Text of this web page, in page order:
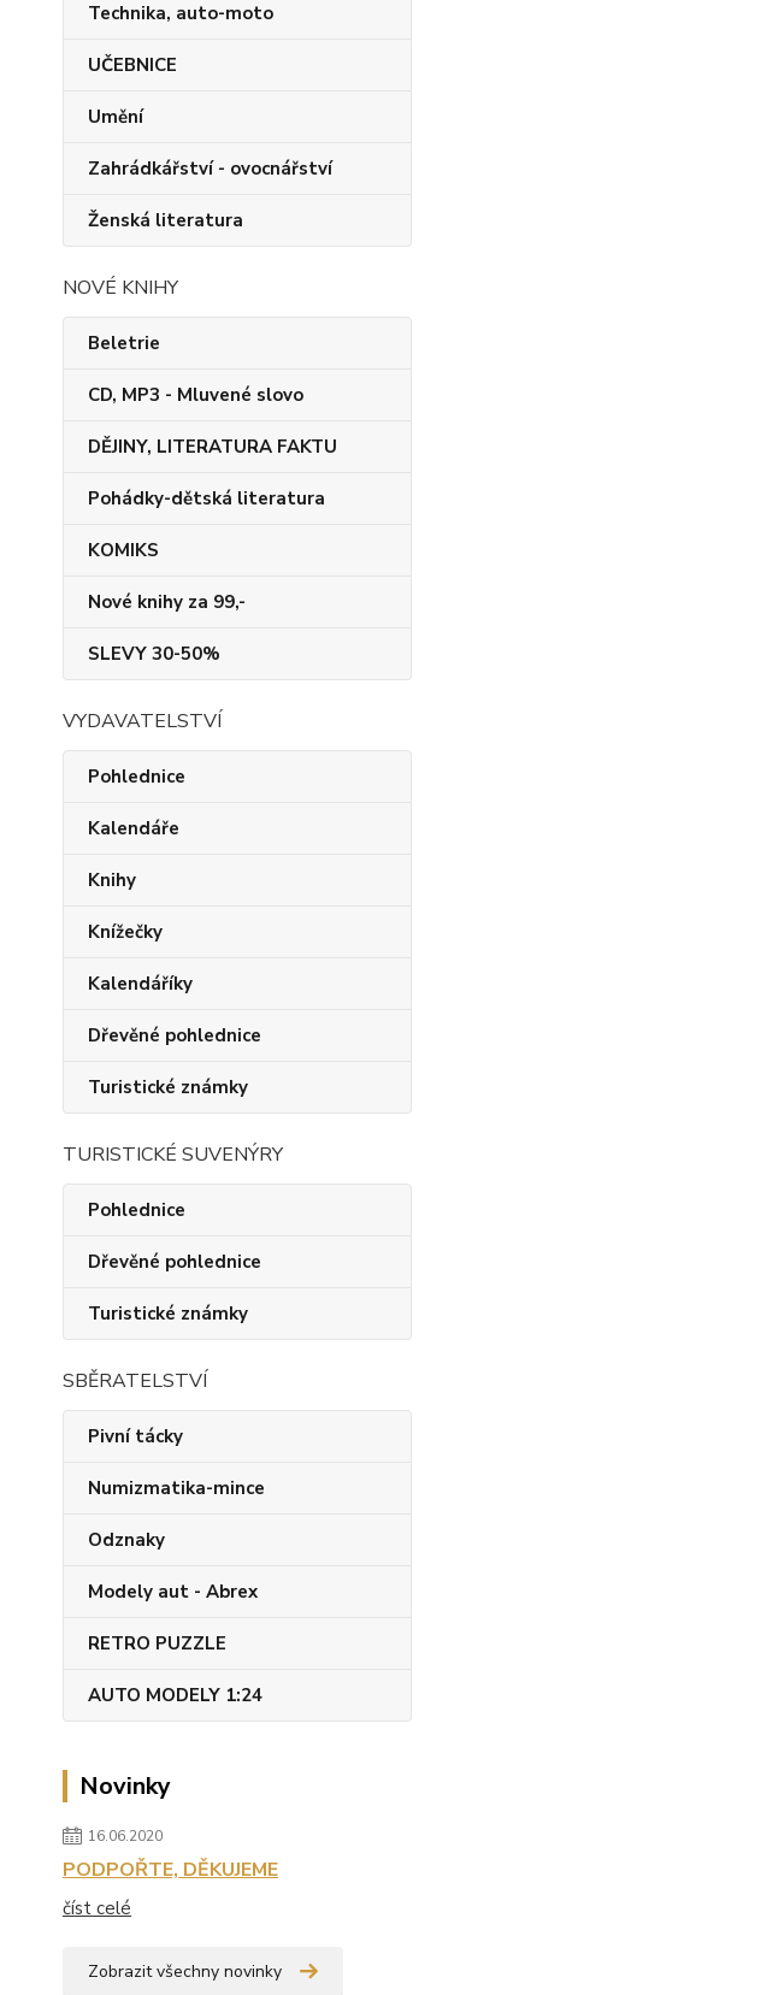
Technika, auto-moto
UČEBNICE
Umění
Zahrádkářství - ovocnářství
Ženská literatura
NOVÉ KNIHY
Beletrie
CD, MP3 - Mluvené slovo
DĚJINY, LITERATURA FAKTU
Pohádky-dětská literatura
KOMIKS
Nové knihy za 99,-
SLEVY 30-50%
VYDAVATELSTVÍ
Pohlednice
Kalendáře
Knihy
Knížečky
Kalendáříky
Dřevěné pohlednice
Turistické známky
TURISTICKÉ SUVENÝRY
Pohlednice
Dřevěné pohlednice
Turistické známky
SBĚRATELSTVÍ
Pivní tácky
Numizmatika-mince
Odznaky
Modely aut - Abrex
RETRO PUZZLE
AUTO MODELY 1:24
Novinky
16.06.2020
PODPOŘTE, DĚKUJEME
číst celé
Zobrazit všechny novinky